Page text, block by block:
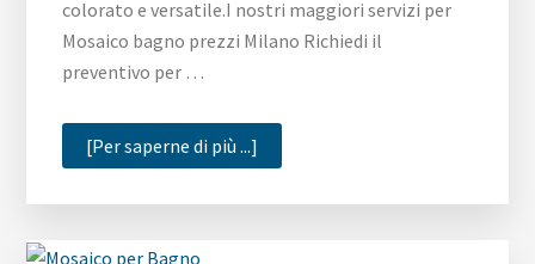
colorato e versatile.I nostri maggiori servizi per
Mosaico bagno prezzi Milano Richiedi il
preventivo per …
[Per saperne di più ...]
bagno
prezzi